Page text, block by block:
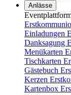
Anlässe
Einladungen
Danksagung
Menükarten
Tischkarten
Gästebuch
Kerzen
Kartenbox